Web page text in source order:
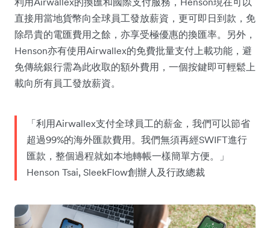
直接用當地貨幣向全球員工發放薪資，更可即日到款，免
除昂貴的電匯費用之餘，亦享受極優惠的換匯率。另外，
Henson亦有使用Airwallex的免費批量支付上載功能，避
免傳統銀行需為此收取的額外費用，一個按鍵即可輕鬆上
載向所有員工發放薪資。
「利用Airwallex支付全球員工的薪金，我們可以節省
超過99%的海外匯款費用。我們無須再經SWIFT進行
匯款，整個過程就如本地轉帳一樣簡單方便。」
Henson Tsai, SleekFlow創辦人及行政總裁